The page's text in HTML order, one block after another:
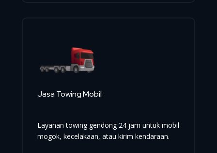
Jasa Towing Mobil
Layanan towing gendong 24 jam untuk mobil
mogok, kecelakaan, atau kirim kendaraan.